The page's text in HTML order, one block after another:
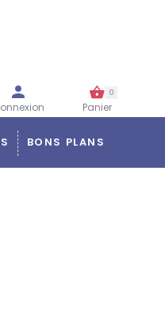
Panier
0
BONS PLANS